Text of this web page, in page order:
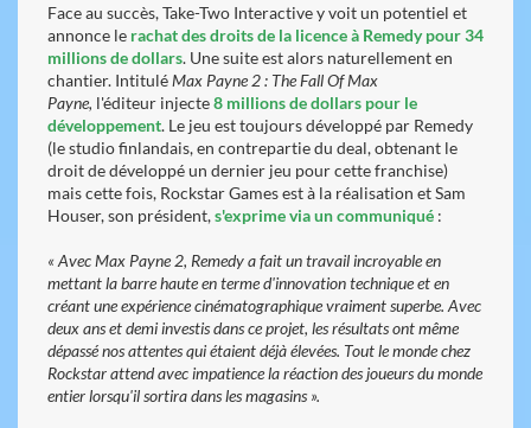
Face au succès, Take-Two Interactive y voit un potentiel et
annonce le rachat des droits de la licence à Remedy pour 34
millions de dollars. Une suite est alors naturellement en
chantier. IntituléMax Payne 2 : The Fall Of Max
Payne, l'éditeur injecte8 millions de dollars pour le
développement. Le jeu est toujours développé par Remedy
(le studio finlandais, en contrepartie du deal, obtenant le
droit de développé un dernier jeu pour cette franchise)
mais cette fois, Rockstar Games est à la réalisation et Sam
Houser, son président,s'exprime via un communiqué :
« Avec Max Payne 2, Remedy a fait un travail incroyable en
mettant la barre haute en terme d'innovation technique et en
créant une expérience cinématographique vraiment superbe. Avec
deux ans et demi investis dans ce projet, les résultats ont même
dépassé nos attentes qui étaient déjà élevées. Tout le monde chez
Rockstar attend avec impatience la réaction des joueurs du monde
entier lorsqu'il sortira dans les magasins ».